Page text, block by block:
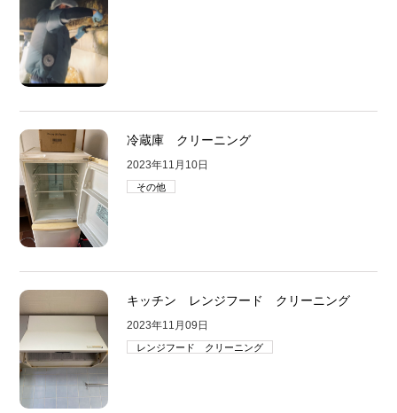
冷蔵庫 クリーニング
2023年11月10日
その他
キッチン レンジフード クリーニング
2023年11月09日
レンジフード クリーニング